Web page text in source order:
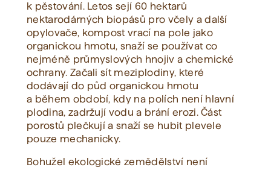
k pěstování. Letos sejí 60 hektarů
nektarodárných biopásů pro včely a další
opylovače, kompost vrací na pole jako
organickou hmotu, snaží se používat co
nejméně průmyslových hnojiv a chemické
ochrany. Začali sít meziplodiny, které
dodávají do půd organickou hmotu
a během období, kdy na polích není hlavní
plodina, zadržují vodu a brání erozi. Část
porostů plečkují a snaží se hubit plevele
pouze mechanicky.
Bohužel ekologické zemědělství není